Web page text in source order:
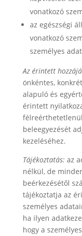
vonatkozó
az egészségi
vonatkozó
személyes
Az érintett
önkéntes,
alapuló és
érintett
beleegyezését
kezeléséhez.
Tájékoztatás: az
nélkül, de
beérkezésétől
tájékoztatja az
személyes
ha ilyen
hogy a